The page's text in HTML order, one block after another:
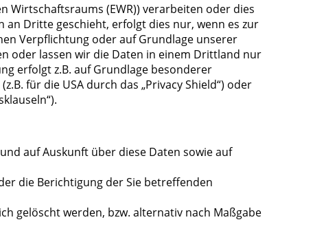
Wirtschaftsraums (EWR)) verarbeiten oder dies
Dritte geschieht, erfolgt dies nur, wenn es zur
Verpflichtung oder auf Grundlage unserer
oder lassen wir die Daten in einem Drittland nur
erfolgt z.B. auf Grundlage besonderer
für die USA durch das „Privacy Shield“) oder
auf Auskunft über diese Daten sowie auf
die Berichtigung der Sie betreffenden
gelöscht werden, bzw. alternativ nach Maßgabe